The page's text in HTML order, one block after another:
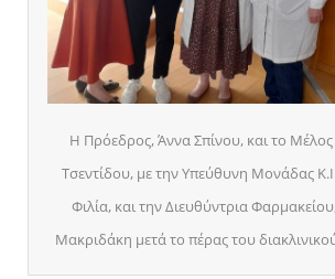
Η Πρόεδρος, Άννα Σπίνου, και το
Τσεντίδου, με την Υπεύθυνη Μονάδας
Φιλία, και την Διευθύντρια
Μακριδάκη μετά το πέρας του